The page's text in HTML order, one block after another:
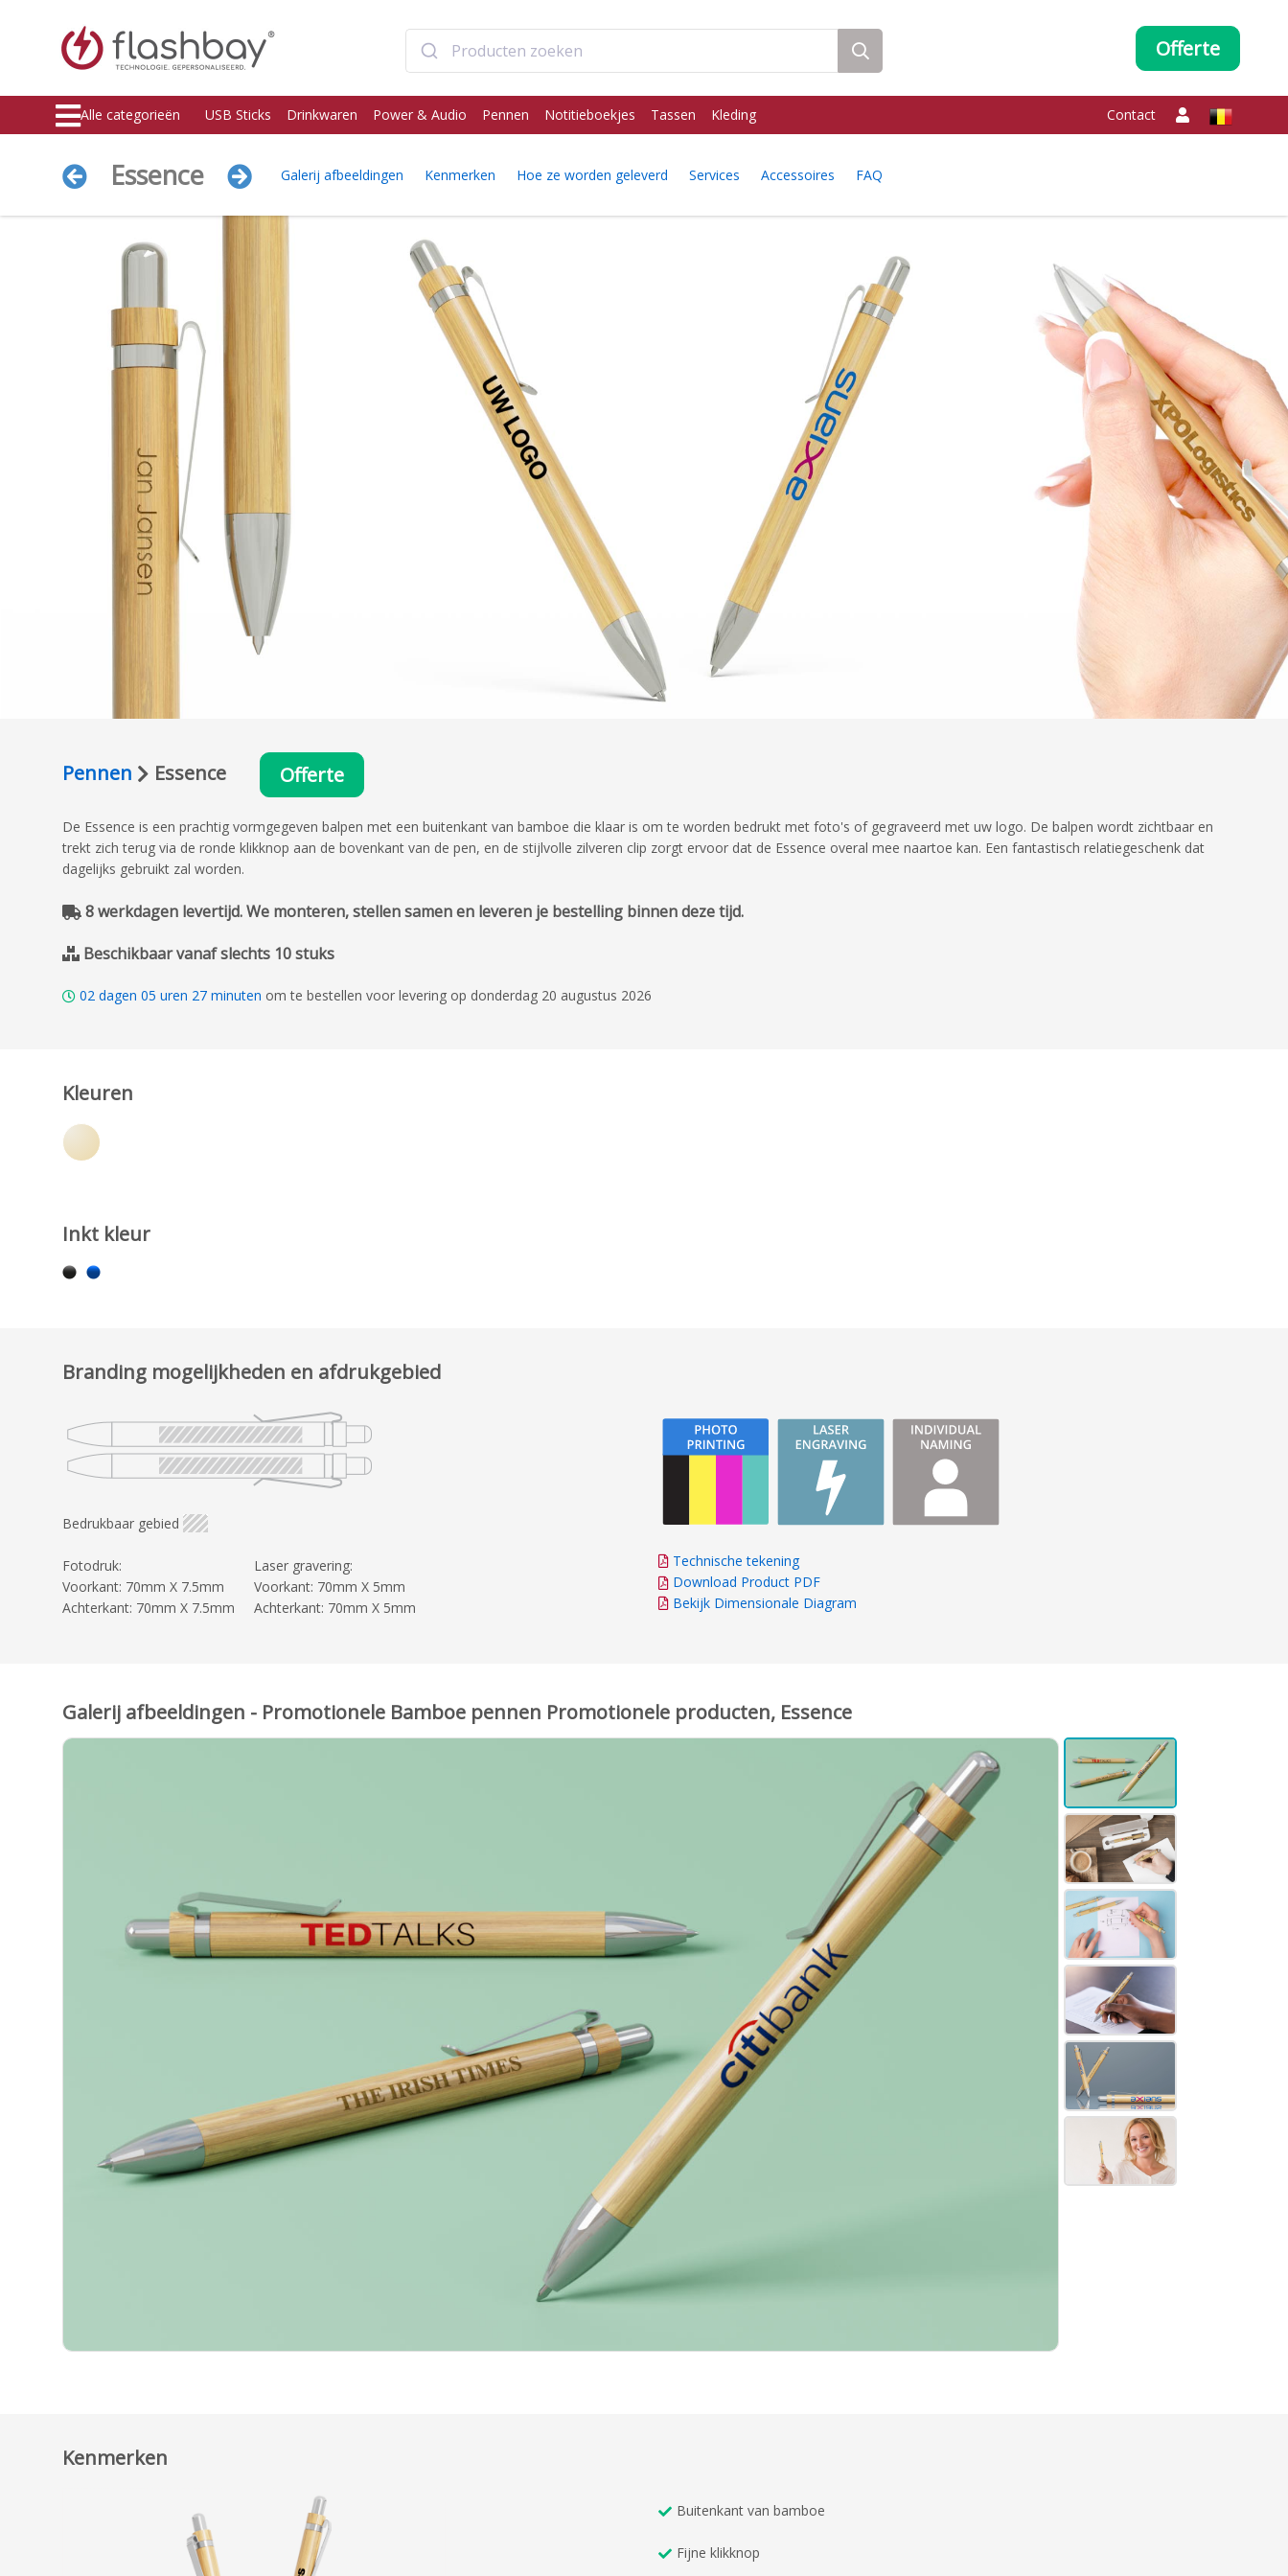
Offerte
Alle categorieën USB Sticks Drinkwaren Power & Audio Pennen Notitieboekjes Tassen Kleding Contact
Essence Galerij afbeeldingen Kenmerken Hoe ze worden geleverd Services Accessoires FAQ
Pennen Essence Offerte
De Essence is een prachtig vormgegeven balpen met een buitenkant van bamboe die klaar is om te worden bedrukt met foto's of gegraveerd met uw logo. De balpen wordt zichtbaar en
trekt zich terug via de ronde klikknop aan de bovenkant van de pen, en de stijlvolle zilveren clip zorgt ervoor dat de Essence overal mee naartoe kan. Een fantastisch relatiegeschenk dat
dagelijks gebruikt zal worden.
8 werkdagen levertijd. We monteren, stellen samen en leveren je bestelling binnen deze tijd.
Beschikbaar vanaf slechts 10 stuks
02 dagen 05 uren 27 minuten om te bestellen voor levering op donderdag 20 augustus 2026
Kleuren
Inkt kleur
Branding mogelijkheden en afdrukgebied
Bedrukbaar gebied
Fotodruk:
Voorkant: 70mm X 7.5mm
Achterkant: 70mm X 7.5mm
Laser gravering:
Voorkant: 70mm X 5mm
Achterkant: 70mm X 5mm
Technische tekening
Download Product PDF
Bekijk Dimensionale Diagram
Galerij afbeeldingen - Promotionele Bamboe pennen Promotionele producten, Essence
Kenmerken
Buitenkant van bamboe
Fijne klikknop